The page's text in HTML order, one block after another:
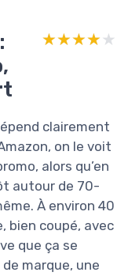
★★★★★
★★★★★
clairement
on le voit
alors qu’en
autour de 70-
À environ 40
bien coupé, avec
que ça se
marque, une